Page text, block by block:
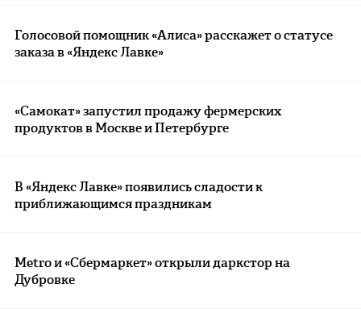
Голосовой помощник «Алиса» расскажет о статусе
заказа в «Яндекс Лавке»
«Самокат» запустил продажу фермерских
продуктов в Москве и Петербурге
В «Яндекс Лавке» появились сладости к
приближающимся праздникам
Metro и «Сбермаркет» открыли даркстор на
Дубровке